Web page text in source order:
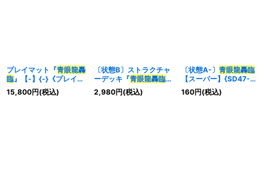
プレイマット『青眼龍轟
臨』【-】{-}《プレイマ
ット》
15,800円(税込)
〔状態B〕ストラクチャ
ーデッキ『青眼龍轟臨』
(中国語表記版)【-】{-}
《その他》
2,980円(税込)
〔状態A-〕 青眼龍轟臨
【スーパー】{SD47-
JPP04}《魔法》
160円(税込)